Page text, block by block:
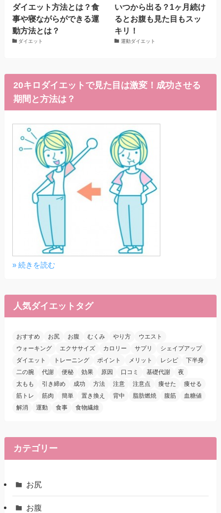
ダイエット方法とは？食
事や寝ながらができる運
動方法とは？
ダイエット
いつから出る？1ヶ月続け
るとお腹も見た目もスッ
キリ！
運動ダイエット
20キロダイエットで見た目は激変！成功させる
期間と方法は？
» 続きを読む
人気ダイエットタグ
おすすめ お尻 お腹 むくみ やり方
ウエスト
ウォーキング
エクササイズ カロリー サプリ
シェイプアップ
ダイエット
トレーニング ポイント メリット レシピ
下半身
二の腕
代謝 便秘 効果 原因 口コミ 基礎代謝
夜
太もも
引き締め 成功 方法 注意 注意点 痩せた
痩せる
筋トレ
筋肉 簡単 置き換え 背中 脂肪燃焼 腹筋
血糖値
解消
運動 食事 食物繊維
カテゴリー
お尻
お腹